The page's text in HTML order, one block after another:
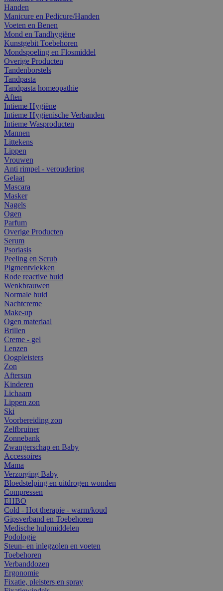
Handen
Manicure en Pedicure/Handen
Voeten en Benen
Mond en Tandhygiëne
Kunstgebit Toebehoren
Mondspoeling en Flosmiddel
Overige Producten
Tandenborstels
Tandpasta
Tandpasta homeopathie
Aften
Intieme Hygiëne
Intieme Hygienische Verbanden
Intieme Wasproducten
Mannen
Littekens
Lippen
Vrouwen
Anti rimpel - veroudering
Gelaat
Mascara
Masker
Nagels
Ogen
Parfum
Overige Producten
Serum
Psoriasis
Peeling en Scrub
Pigmentvlekken
Rode reactive huid
Wenkbrauwen
Normale huid
Nachtcreme
Make-up
Ogen materiaal
Brillen
Creme - gel
Lenzen
Oogpleisters
Zon
Aftersun
Kinderen
Lichaam
Lippen zon
Ski
Voorbereiding zon
Zelfbruiner
Zonnebank
Zwangerschap en Baby
Accessoires
Mama
Verzorging Baby
Bloedstelping en uitdrogen wonden
Compressen
EHBO
Cold - Hot therapie - warm/koud
Gipsverband en Toebehoren
Medische hulpmiddelen
Podologie
Steun- en inlegzolen en voeten
Toebehoren
Verbanddozen
Ergonomie
Fixatie, pleisters en spray